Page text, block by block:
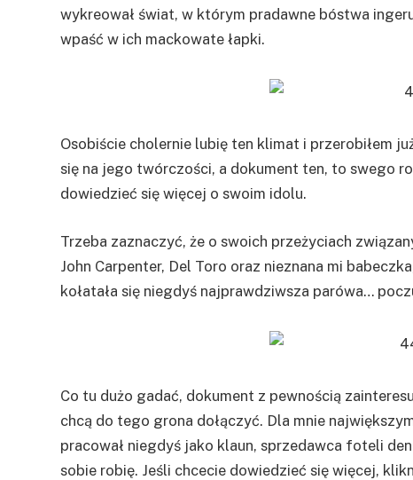
wykreował świat, w którym pradawne bóstwa
wpaść w ich mackowate łapki.
Osobiście cholernie lubię ten klimat i przerobiłem
się na jego twórczości, a dokument ten, to swego
dowiedzieć się więcej o swoim idolu.
Trzeba zaznaczyć, że o swoich przeżyciach
John Carpenter, Del Toro oraz nieznana mi
kołatała się niegdyś najprawdziwsza parówa…
Co tu dużo gadać, dokument z pewnością
chcą do tego grona dołączyć. Dla mnie
pracował niegdyś jako klaun, sprzedawca foteli
sobie robię. Jeśli chcecie dowiedzieć się więcej,